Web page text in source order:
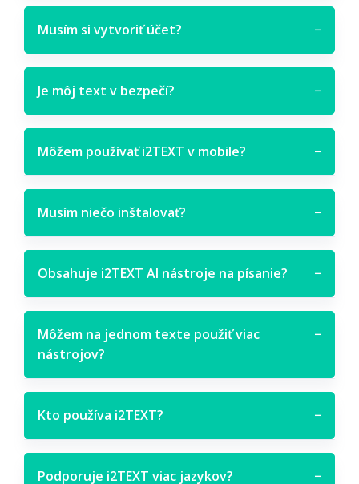
Musím si vytvoriť účet? −
Je môj text v bezpečí? −
Môžem používať i2TEXT v mobile? −
Musím niečo inštalovať? −
Obsahuje i2TEXT AI nástroje na písanie? −
Môžem na jednom texte použiť viac
nástrojov?
−
Kto používa i2TEXT? −
Podporuje i2TEXT viac jazykov? −